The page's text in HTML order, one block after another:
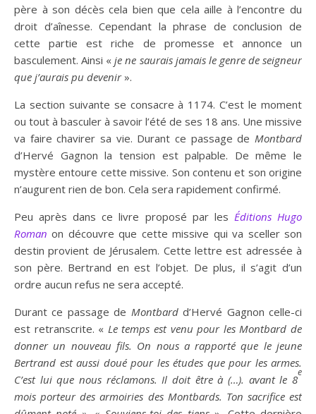
père à son décès cela bien que cela aille à l’encontre du
droit d’aînesse. Cependant la phrase de conclusion de
cette partie est riche de promesse et annonce un
basculement. Ainsi «je ne saurais jamais le genre de seigneur
que j’aurais pu devenir».
La section suivante se consacre à 1174. C’est le moment
ou tout à basculer à savoir l’été de ses 18 ans. Une missive
va faire chavirer sa vie. Durant ce passage de Montbard
d’Hervé Gagnon la tension est palpable. De même le
mystère entoure cette missive. Son contenu et son origine
n’augurent rien de bon. Cela sera rapidement confirmé.
Peu après dans ce livre proposé par les Éditions Hugo
Roman on découvre que cette missive qui va sceller son
destin provient de Jérusalem. Cette lettre est adressée à
son père. Bertrand en est l’objet. De plus, il s’agit d’un
ordre aucun refus ne sera accepté.
Durant ce passage de Montbardd’Hervé Gagnon celle-ci
est retranscrite. « Le temps est venu pour les Montbard de
donner un nouveau fils. On nous a rapporté que le jeune
Bertrand est aussi doué pour les études que pour les armes.
C’est lui que nous réclamons. Il doit être à (…). avant le 8
e
mois porteur des armoiries des Montbards. Ton sacrifice est